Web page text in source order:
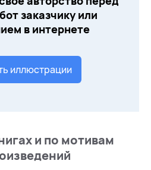
заказчику или
в интернете
иллюстрации
и по мотивам